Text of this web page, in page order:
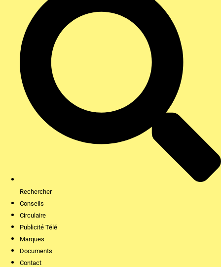
Rechercher
Conseils
Circulaire
Publicité Télé
Marques
Documents
Contact